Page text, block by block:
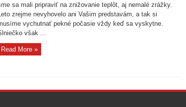
sa mali pripraviť na znižovanie teplôt, aj nemalé zrážky.
zrejme nevyhovelo ani Vašim predstavám, a tak si
vychutnať pekné počasie vždy keď sa vyskytne.
však ...
Read More »